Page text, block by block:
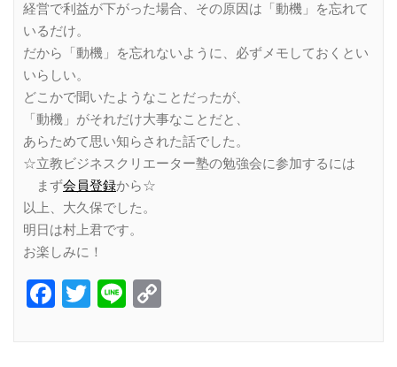
経営で利益が下がった場合、その原因は「動機」を忘れて
いるだけ。
だから「動機」を忘れないように、必ずメモしておくとい
いらしい。
どこかで聞いたようなことだったが、
「動機」がそれだけ大事なことだと、
あらためて思い知らされた話でした。
☆立教ビジネスクリエーター塾の勉強会に参加するには
まず会員登録から☆
以上、大久保でした。
明日は村上君です。
お楽しみに！
Facebook
Twitter
Line